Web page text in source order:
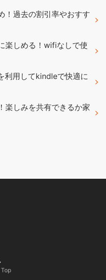
！過去の割引率やおすす
楽しめる！wifiなしで使
利用してkindleで快適に
楽しみを共有できるか家